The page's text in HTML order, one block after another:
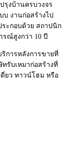
รุงบ้านครบวงจร
งานก่อสร้างไป
ะกอบด้วย สถาปนิก
ณ์สูงกว่า 10 ปี
การหลังการขายที่
รับเหมาก่อสร้างที่
ยว ทาวน์โฮม หรือ